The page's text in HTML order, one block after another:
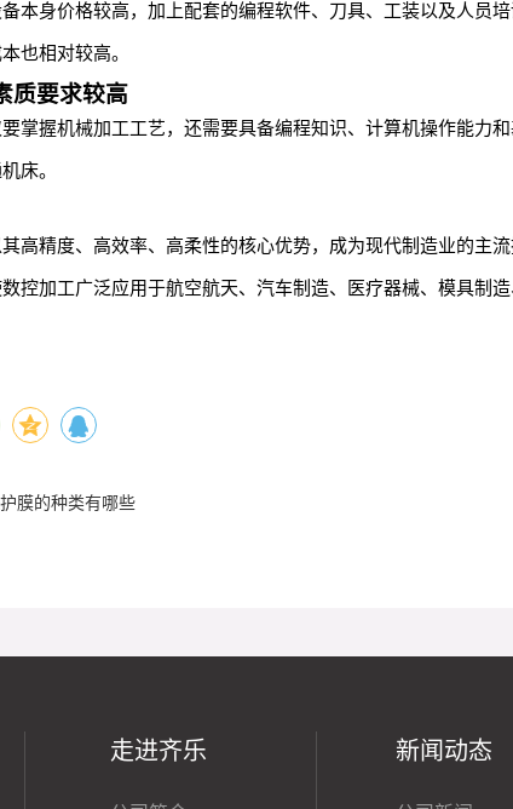
本身价格较高，加上配套的编程软件、刀具、工装以及人员
也相对较高。
质要求较高
掌握机械加工工艺，还需要具备编程知识、计算机操作能力
床。
高精度、高效率、高柔性的核心优势，成为现代制造业的主
控加工广泛应用于航空航天、汽车制造、医疗器械、模具制造
膜的种类有哪些
走进齐乐 新闻动态